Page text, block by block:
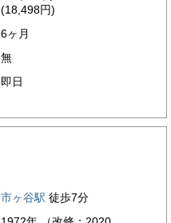
(18,498円)
6ヶ月
無
即日
市ヶ谷駅 徒歩7分